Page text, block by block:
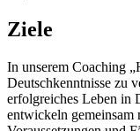
Ziele
In unserem Coaching
Deutschkenntnisse zu
erfolgreiches Leben in
entwickeln gemeinsam